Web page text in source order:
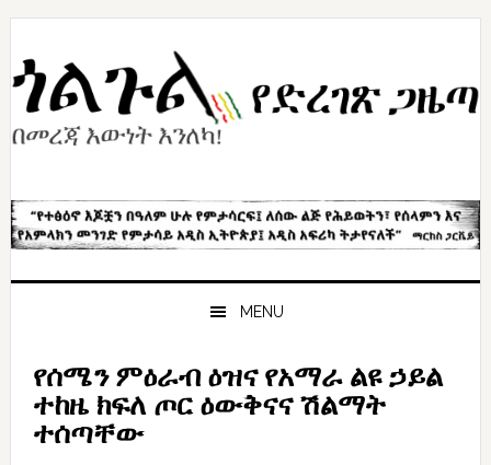
Skip
primary
navigation
Skip
content
Skip
primary
sidebar
MENU
የሰሜን ምዕራብ ዕዝና የአማራ ልዩ ኃይል
ተከዜ ክፍለ ጦር ዕውቅናና ሽልማት
ተሰጣቸው